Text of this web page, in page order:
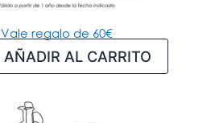
Vale regalo de 60€
AÑADIR AL CARRITO